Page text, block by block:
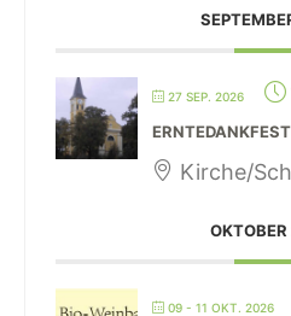
27 SEP. 2026
ERNTEDANKFEST
Kirche/
09 - 11 OKT. 2026